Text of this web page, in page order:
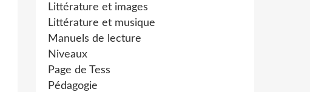
Littérature et images
Littérature et musique
Manuels de lecture
Niveaux
Page de Tess
Pédagogie